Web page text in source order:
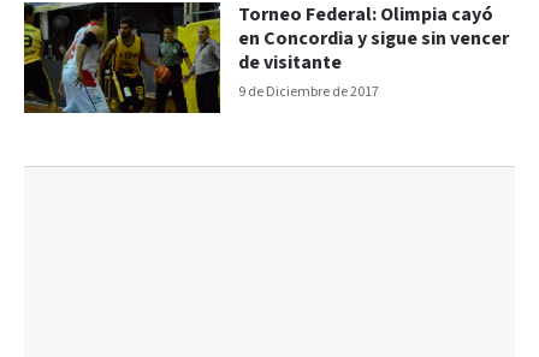
9 de Diciembre de 2017
Torneo Federal: Olimpia cayó
en Concordia y sigue sin vencer
de visitante